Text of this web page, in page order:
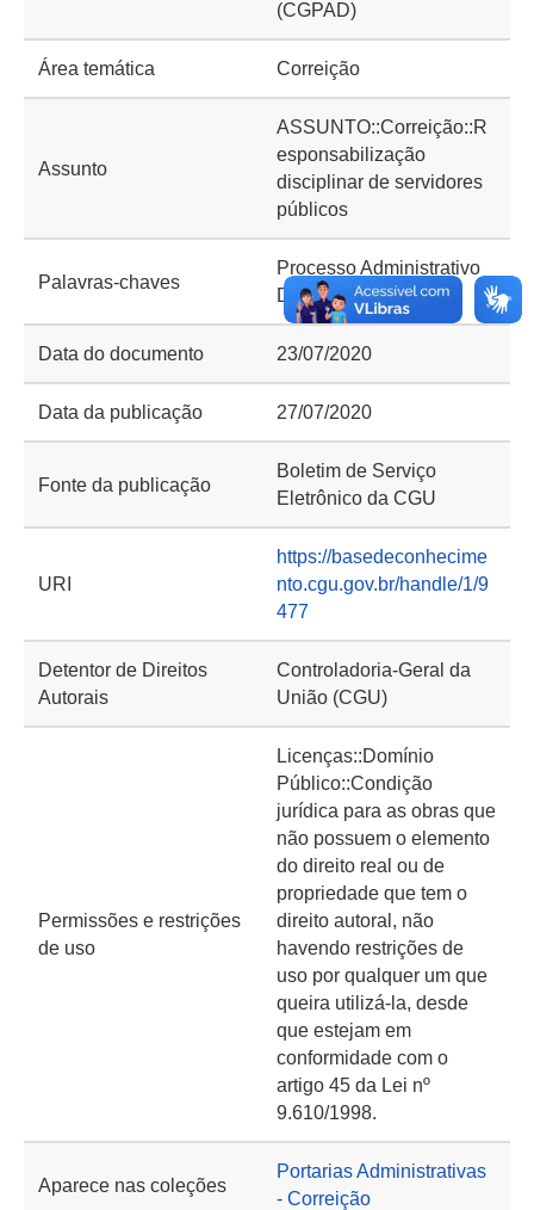
(CGPAD)
Área temática Correição
Assunto
ASSUNTO::Correição::R
esponsabilização
disciplinar de servidores
públicos
Palavras-chaves
Processo Administrativo
Disciplinar (PAD)
Data do documento 23/07/2020
Data da publicação 27/07/2020
Fonte da publicação
Boletim de Serviço
Eletrônico da CGU
URI
https://basedeconhecime
nto.cgu.gov.br/handle/1/9
477
Detentor de Direitos
Autorais
Controladoria-Geral da
União (CGU)
Permissões e restrições
de uso
Licenças::Domínio
Público::Condição
jurídica para as obras que
não possuem o elemento
do direito real ou de
propriedade que tem o
direito autoral, não
havendo restrições de
uso por qualquer um que
queira utilizá-la, desde
que estejam em
conformidade com o
artigo 45 da Lei nº
9.610/1998.
Aparece nas coleções
Portarias Administrativas
- Correição